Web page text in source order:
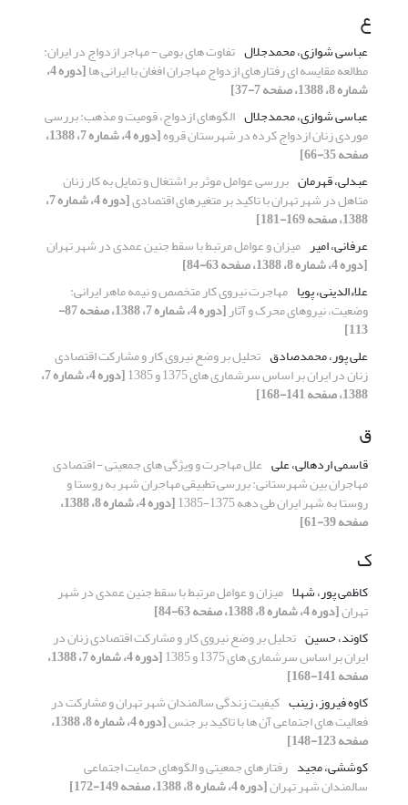
ع
عباسی شوازی، محمدجلال تفاوت های بومی - مهاجر ازدواج در ایران:
مطالعه مقایسه ای رفتارهای ازدواج مهاجران افغان با ایرانی ها [دوره 4،
شماره 8، 1388، صفحه 7-37]
عباسی شوازی، محمدجلال الگوهای ازدواج، قومیت و مذهب: بررسی
موردی زنان ازدواج کرده در شهرستان قروه [دوره 4، شماره 7، 1388،
صفحه 35-66]
عبدلی، قهرمان بررسی عوامل موثر بر اشتغال و تمایل به کار زنان
متاهل در شهر تهران با تاکید بر متغیرهای اقتصادی [دوره 4، شماره 7،
1388، صفحه 169-181]
عرفانی، امیر میزان و عوامل مرتبط با سقط جنین عمدی در شهر تهران
[دوره 4، شماره 8، 1388، صفحه 63-84]
علاءالدینی، پویا مهاجرت نیروی کار متخصص و نیمه ماهر ایرانی:
وضعیت، نیروهای محرک و آثار [دوره 4، شماره 7، 1388، صفحه 87-
113]
علی پور، محمدصادق تحلیل بر وضع نیروی کار و مشارکت اقتصادی
زنان در ایران بر اساس سرشماری های 1375 و 1385 [دوره 4، شماره 7،
1388، صفحه 141-168]
ق
قاسمی اردهالی، علی علل مهاجرت و ویژگی های جمعیتی - اقتصادی
مهاجران بین شهرستانی: بررسی تطبیقی مهاجران شهر به روستا و
روستا به شهر ایران طی دهه 1375-1385 [دوره 4، شماره 8، 1388،
صفحه 39-61]
ک
کاظمی پور، شهلا میزان و عوامل مرتبط با سقط جنین عمدی در شهر
تهران[دوره 4، شماره 8، 1388، صفحه 63-84]
کاوند، حسین تحلیل بر وضع نیروی کار و مشارکت اقتصادی زنان در
ایران بر اساس سرشماری های 1375 و 1385 [دوره 4، شماره 7، 1388،
صفحه 141-168]
کاوه فیروز، زینب کیفیت زندگی سالمندان شهر تهران و مشارکت در
فعالیت های اجتماعی آن ها با تاکید بر جنس [دوره 4، شماره 8، 1388،
صفحه 123-148]
کوششی، مجید رفتارهای جمعیتی و الگوهای حمایت اجتماعی
سالمندان شهر تهران[دوره 4، شماره 8، 1388، صفحه 149-172]